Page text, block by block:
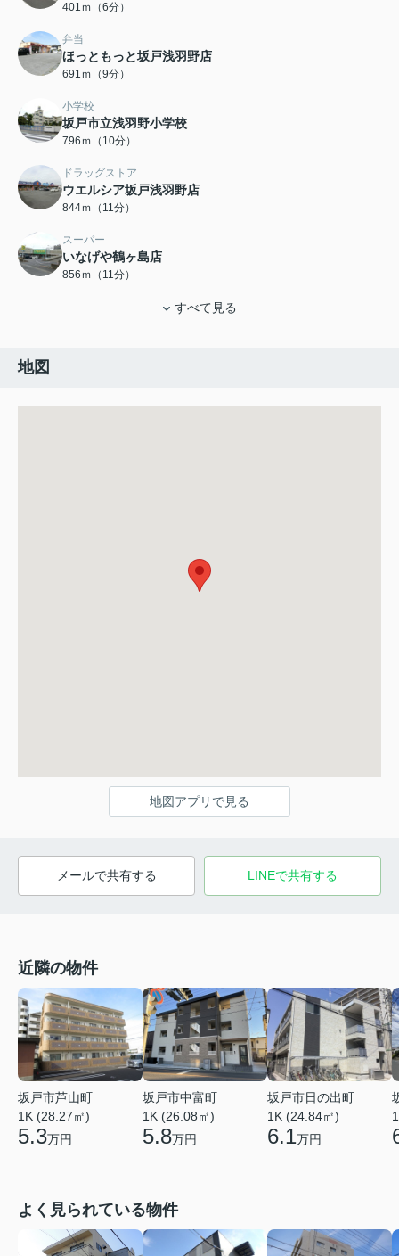
401ｍ（6分）
弁当
ほっともっと坂戸浅羽野店
691ｍ（9分）
小学校
坂戸市立浅羽野小学校
796ｍ（10分）
ドラッグストア
ウエルシア坂戸浅羽野店
844ｍ（11分）
スーパー
いなげや鶴ヶ島店
856ｍ（11分）
すべて見る
地図
地図アプリで見る
メールで共有する LINEで共有する
近隣の物件
坂戸市芦山町
1K (28.27㎡)
5.3万円
坂戸市中富町
1K (26.08㎡)
5.8万円
坂戸市日の出町
1K (24.84㎡)
6.1万円
よく見られている物件